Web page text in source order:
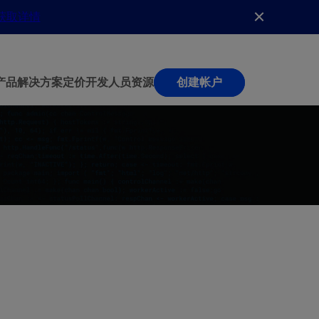
取详情
品解决方案定价开发人员资源 创建帐户